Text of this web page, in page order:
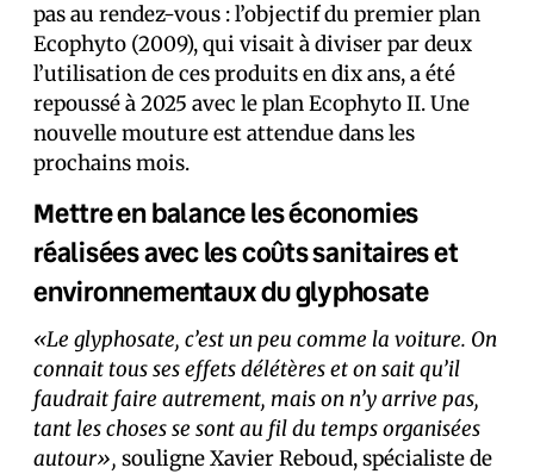
pas au rendez-vous : l’objectif du premier plan
Ecophyto (2009), qui visait à diviser par deux
l’utilisation de ces produits en dix ans, a été
repoussé à 2025 avec le plan Ecophyto II. Une
nouvelle mouture est attendue dans les
prochains mois.
Mettre en balance les économies
réalisées avec les coûts sanitaires et
environnementaux du glyphosate
«Le glyphosate, c’est un peu comme la voiture. On
connait tous ses effets délétères et on sait qu’il
faudrait faire autrement, mais on n’y arrive pas,
tant les choses se sont au fil du temps organisées
autour», souligne Xavier Reboud, spécialiste de